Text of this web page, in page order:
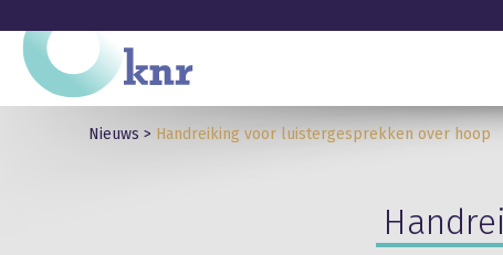
Nieuws > Handreiking voor luistergesprekken over hoop